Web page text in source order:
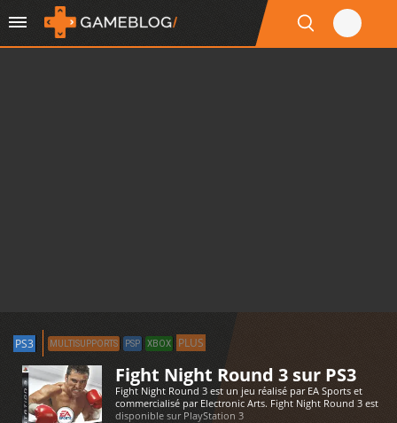
PS3 MULTISUPPORTS PSP XBOX PLUS
Fight Night Round 3 sur PS3
Fight Night Round 3 est un jeu réalisé par EA Sports et
commercialisé par Electronic Arts. Fight Night Round 3 est
disponible sur PlayStation 3